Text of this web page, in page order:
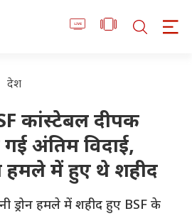
देश
कांस्टेबल दीपक
अंतिम विदाई,
हमले में हुए थे शहीद
ड्रोन हमले में शहीद हुए BSF के